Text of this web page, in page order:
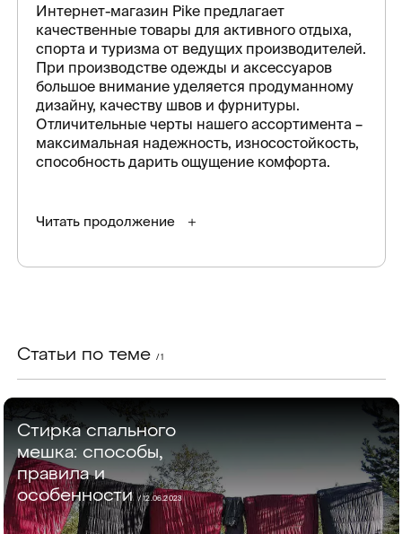
Интернет-магазин Pike предлагает
качественные товары для активного отдыха,
спорта и туризма от ведущих производителей.
При производстве одежды и аксессуаров
большое внимание уделяется продуманному
дизайну, качеству швов и фурнитуры.
Отличительные черты нашего ассортимента –
максимальная надежность, износостойкость,
способность дарить ощущение комфорта.
Читать продолжение
Статьи по теме / 1
Стирка спального
мешка: способы,
правила и
особенности /12.06.2023